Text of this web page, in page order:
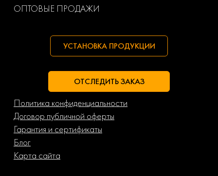
ОПТОВЫЕ ПРОДАЖИ
УСТАНОВКА ПРОДУКЦИИ
ОТСЛЕДИТЬ ЗАКАЗ
Политика конфиденциальности
Договор публичной оферты
Гарантия и сертификаты
Блог
Карта сайта